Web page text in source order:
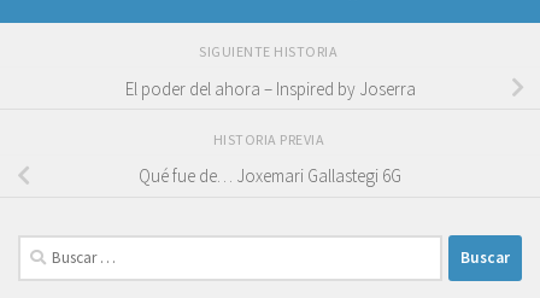
SIGUIENTE HISTORIA
El poder del ahora – Inspired by Joserra
HISTORIA PREVIA
Qué fue de… Joxemari Gallastegi 6G
Buscar: